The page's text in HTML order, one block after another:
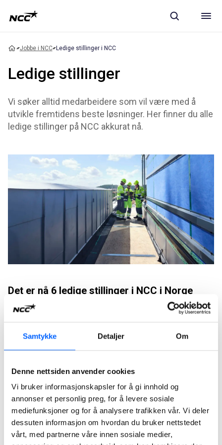
Samtykke Detaljer Om
Denne nettsiden anvender cookies
Vi bruker informasjonskapsler for å gi innhold og
annonser et personlig preg, for å levere sosiale
mediefunksjoner og for å analysere trafikken vår. Vi deler
dessuten informasjon om hvordan du bruker nettstedet
vårt, med partnerne våre innen sosiale medier,
Jobbe i NCC Ledige stillinger i NCC
Ledige stillinger
Vi søker alltid medarbeidere som vil være med å
utvikle fremtidens beste løsninger. Her finner du alle
ledige stillinger på NCC akkurat nå.
Det er nå 6 ledige stillinger i NCC i Norge
Lokasjon
Bergsprenger
Hybrid
Sjøentreprenøren søker
Skipsfører og båtførere D6 / D5
Hybrid
Head of Cost Management
Green Industry Transformation
Oslo
2026-08-
16
Anleggsleder Tunnel Hybrid